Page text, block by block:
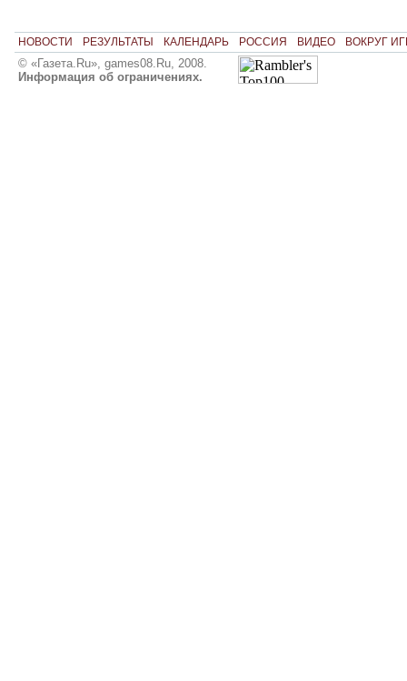
НОВОСТИ РЕЗУЛЬТАТЫ КАЛЕНДАРЬ РОССИЯ ВИДЕО ВОКРУГ
© «Газета.Ru», games08.Ru, 2008.
Информация об ограничениях.